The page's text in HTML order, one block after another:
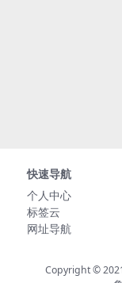
快速导航
个人中心
标签云
网址导航
Copyright ©